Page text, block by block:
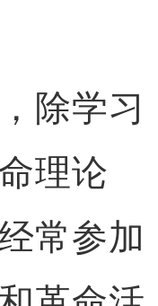
除学习
理论
常参加